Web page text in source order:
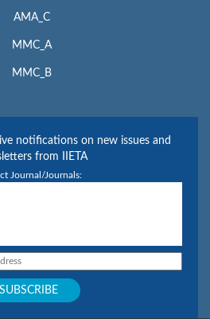
AMA_C
MMC_A
MMC_B
notifications on new issues and
from IIETA
Journal/Journals: